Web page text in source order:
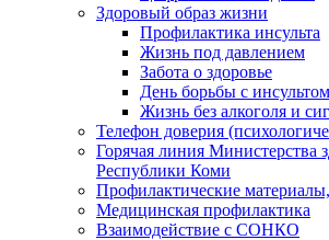
Здоровый образ жизни
Профилактика инсульта
Жизнь под давлением
Забота о здоровье
День борьбы с инсультом
Жизнь без алкоголя и
Телефон доверия
Горячая линия Министерства
Республики Коми
Профилактические
Медицинская профилактика
Взаимодействие с СОНКО